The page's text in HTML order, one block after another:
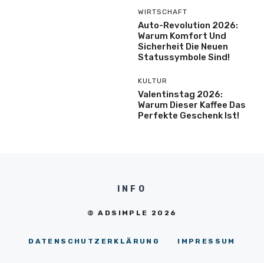
WIRTSCHAFT
Auto-Revolution 2026:
Warum Komfort Und
Sicherheit Die Neuen
Statussymbole Sind!
KULTUR
Valentinstag 2026:
Warum Dieser Kaffee Das
Perfekte Geschenk Ist!
INFO
© ADSIMPLE 2026
DATENSCHUTZERKLÄRUNG IMPRESSUM